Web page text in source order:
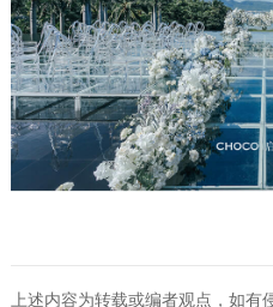
上述内容为转载或编者观点，如有